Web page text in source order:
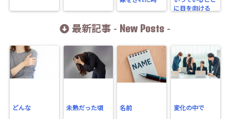
に目を向ける
最新記事 - New Posts -
どんな 未熟だった頃 名前 変化の中で